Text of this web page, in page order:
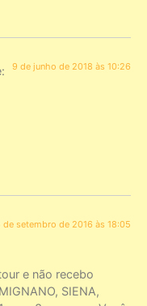
9 de junho de 2018 às 10:26
de setembro de 2016 às 18:05
e não recebo
SIENA,